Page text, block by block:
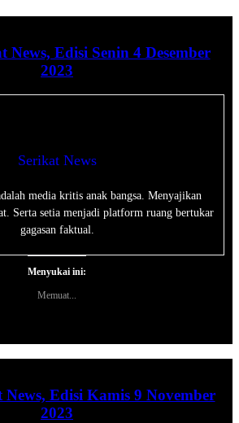
News, Edisi Senin 4 Desember
2023
Serikat News
media kritis anak bangsa. Menyajikan
Serta setia menjadi platform ruang bertukar
gagasan faktual.
Menyukai ini:
Memuat...
Edisi Kamis 9 November
2023